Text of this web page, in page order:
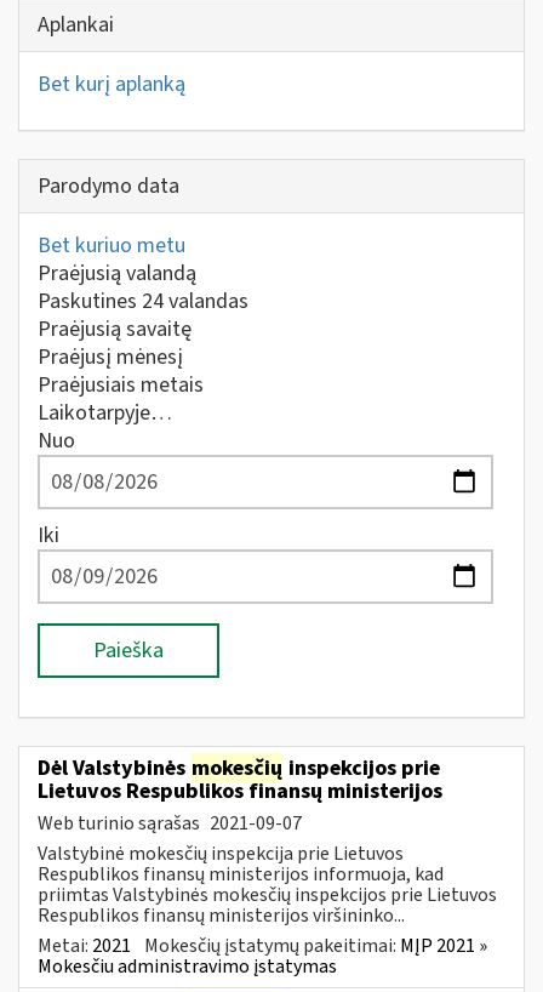
Aplankai
Bet kurį aplanką
Parodymo data
Bet kuriuo metu
Praėjusią valandą
Paskutines 24 valandas
Praėjusią savaitę
Praėjusį mėnesį
Praėjusiais metais
Laikotarpyje…
Nuo
Iki
Paieška
Dėl Valstybinės mokesčių inspekcijos prie
Lietuvos Respublikos finansų ministerijos
Web turinio sąrašas 2021-09-07
Valstybinė mokesčių inspekcija prie Lietuvos
Respublikos finansų ministerijos informuoja, kad
priimtas Valstybinės mokesčių inspekcijos prie Lietuvos
Respublikos finansų ministerijos viršininko...
Metai: 2021 Mokesčių įstatymų pakeitimai: MĮP 2021 »
Mokesčiu administravimo įstatymas